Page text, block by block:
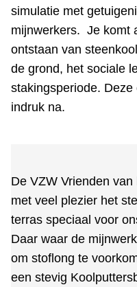
simulatie met
mijnwerkers. Je komt
ontstaan van
de grond, het sociale
stakingsperiode.
indruk na.
De VZW Vrienden
met veel plezier het
terras speciaal voor
Daar waar de
om stoflong te
een stevig